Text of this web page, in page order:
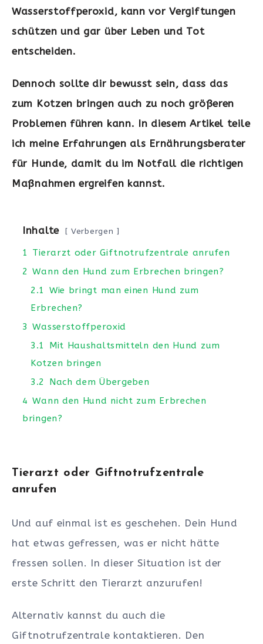
Wasserstoffperoxid, kann vor Vergiftungen
schützen und gar über Leben und Tot
entscheiden.
Dennoch sollte dir bewusst sein, dass das
zum Kotzen bringen auch zu noch größeren
Problemen führen kann. In diesem Artikel teile
ich meine Erfahrungen als Ernährungsberater
für Hunde, damit du im Notfall die richtigen
Maßnahmen ergreifen kannst.
Inhalte Verbergen
1
Tierarzt oder Giftnotrufzentrale anrufen
2 Wann den Hund zum Erbrechen bringen?
2.1
Wie bringt man einen Hund zum
Erbrechen?
3 Wasserstoffperoxid
3.1
Mit Haushaltsmitteln den Hund zum
Kotzen bringen
3.2
Nach dem Übergeben
4 Wann den Hund nicht zum Erbrechen
bringen?
Tierarzt oder Giftnotrufzentrale
anrufen
Und auf einmal ist es geschehen. Dein Hund
hat etwas gefressen, was er nicht hätte
fressen sollen. In dieser Situation ist der
erste Schritt den Tierarzt anzurufen!
Alternativ kannst du auch die
Giftnotrufzentrale kontaktieren. Den